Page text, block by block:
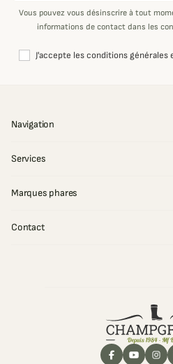
Vous pouvez vous désinscrire à tout
informations de contact dans les
J'accepte les conditions
Navigation
Services
Marques phares
Contact